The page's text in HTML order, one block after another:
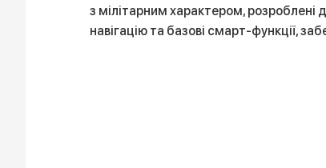
з мілітарним характером, розроблені
навігацію та базові смарт-функції,